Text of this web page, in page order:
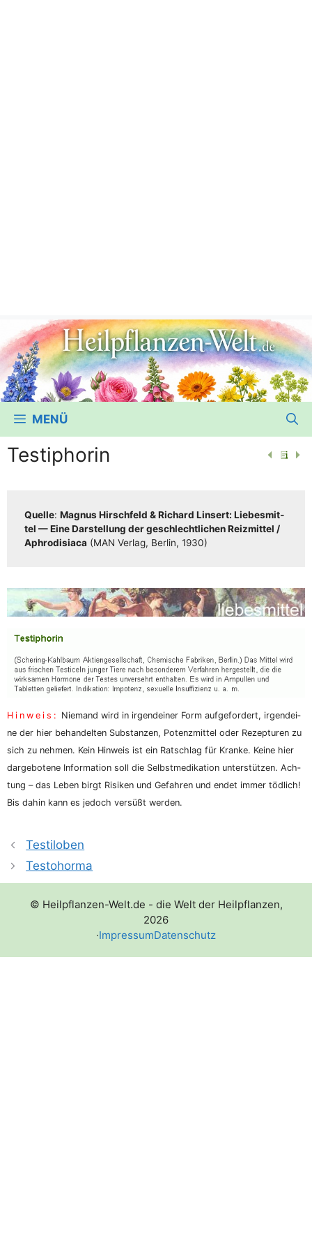
MENÜ
Testiphorin
Quel­le: Magnus Hirsch­feld & Richard Lin­sert: Lie­bes­mit­
tel — Eine Dar­stel­lung der geschlecht­li­chen Reiz­mit­tel /​​
Aphro­di­sia­ca (MAN Ver­lag, Ber­lin, 1930)
Hin­weis: Nie­mand wird in irgend­ei­ner Form auf­ge­for­dert, irgend­ei­
ne der hier behan­del­ten Sub­stan­zen, Potenz­mit­tel oder Rezep­tu­ren zu
sich zu neh­men. Kein Hin­weis ist ein Rat­schlag für Kran­ke. Kei­ne hier
dar­ge­bo­te­ne Infor­ma­ti­on soll die Selbst­me­di­ka­ti­on unter­stüt­zen. Ach­
tung – das Leben birgt Risi­ken und Gefah­ren und endet immer töd­lich!
Bis dahin kann es jedoch ver­süßt werden.
Testiloben
Testohorma
© Heilpflanzen-Welt.de - die Welt der Heilpflanzen,
2026
·ImpressumDatenschutz